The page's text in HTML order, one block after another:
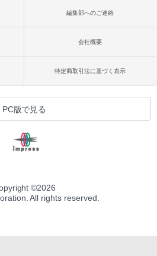
編集部へのご連絡
会社概要
特定商取引法に基づく表示
PC版で見る
©2026
All rights reserved.